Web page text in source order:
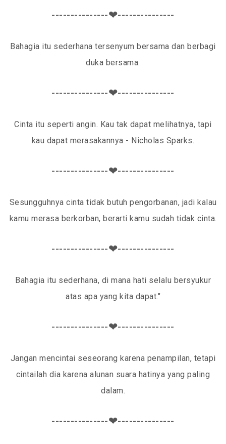
---------------❤---------------
Bahagia itu sederhana tersenyum bersama dan berbagi
duka bersama.
---------------❤---------------
Cinta itu seperti angin. Kau tak dapat melihatnya, tapi
kau dapat merasakannya - Nicholas Sparks.
---------------❤---------------
Sesungguhnya cinta tidak butuh pengorbanan, jadi kalau
kamu merasa berkorban, berarti kamu sudah tidak cinta.
---------------❤---------------
Bahagia itu sederhana, di mana hati selalu bersyukur
atas apa yang kita dapat."
---------------❤---------------
Jangan mencintai seseorang karena penampilan, tetapi
cintailah dia karena alunan suara hatinya yang paling
dalam.
---------------❤---------------